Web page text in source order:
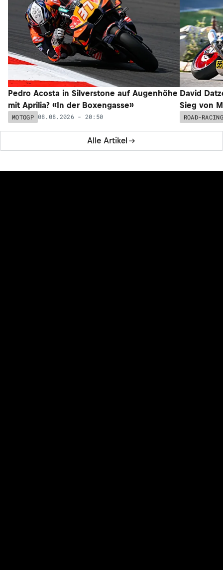
Alle Artikel
Pedro Acosta in Silverstone auf Augenhöhe
mit Aprilia? «In der Boxengasse»
MOTOGP 08.08.2026 - 20:50
David
Sieg von
ROAD-RACING